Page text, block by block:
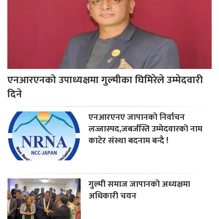
एनआरएनको उपाध्यक्षमा गुल्मीका घिमिरेले उम्मेदवारी
दिने
एनआरएनए जापानको निर्वाचन
लज्जास्पद,जबर्जस्ति उम्मेदवारको नाम
काटेर संस्था बदनाम बन्दै !
गुल्मी समाज जापानको अध्यक्षमा
अधिकारी चयन